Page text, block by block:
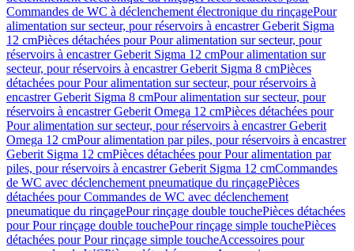
Commandes de WC à déclenchement électronique du rinçagePour
alimentation sur secteur, pour réservoirs à encastrer Geberit Sigma
12 cmPièces détachées pour Pour alimentation sur secteur, pour
réservoirs à encastrer Geberit Sigma 12 cmPour alimentation sur
secteur, pour réservoirs à encastrer Geberit Sigma 8 cmPièces
détachées pour Pour alimentation sur secteur, pour réservoirs à
encastrer Geberit Sigma 8 cmPour alimentation sur secteur, pour
réservoirs à encastrer Geberit Omega 12 cmPièces détachées pour
Pour alimentation sur secteur, pour réservoirs à encastrer Geberit
Omega 12 cmPour alimentation par piles, pour réservoirs à encastrer
Geberit Sigma 12 cmPièces détachées pour Pour alimentation par
piles, pour réservoirs à encastrer Geberit Sigma 12 cmCommandes
de WC avec déclenchement pneumatique du rinçagePièces
détachées pour Commandes de WC avec déclenchement
pneumatique du rinçagePour rinçage double touchePièces détachées
pour Pour rinçage double touchePour rinçage simple touchePièces
détachées pour Pour rinçage simple toucheAccessoires pour